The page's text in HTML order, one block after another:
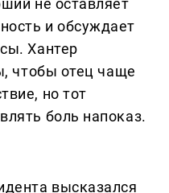
не оставляет
и обсуждает
Хантер
чтобы отец чаще
но тот
боль напоказ.
высказался